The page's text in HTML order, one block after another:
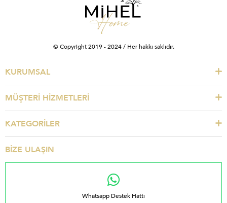
© Copyright 2019 - 2024 / Her hakkı saklıdır.
KURUMSAL
MÜŞTERİ HİZMETLERİ
KATEGORİLER
BİZE ULAŞIN
Whatsapp Destek Hattı